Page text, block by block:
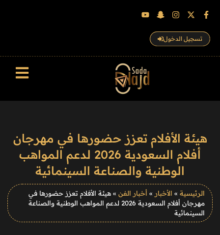
تسجيل الدخول
هيئة الأفلام تعزز حضورها في مهرجان
أفلام السعودية 2026 لدعم المواهب
الوطنية والصناعة السينمائية
الرئيسية » الأخبار » أخبار الفن » هيئة الأفلام تعزز حضورها في
مهرجان أفلام السعودية 2026 لدعم المواهب الوطنية والصناعة
السينمائية